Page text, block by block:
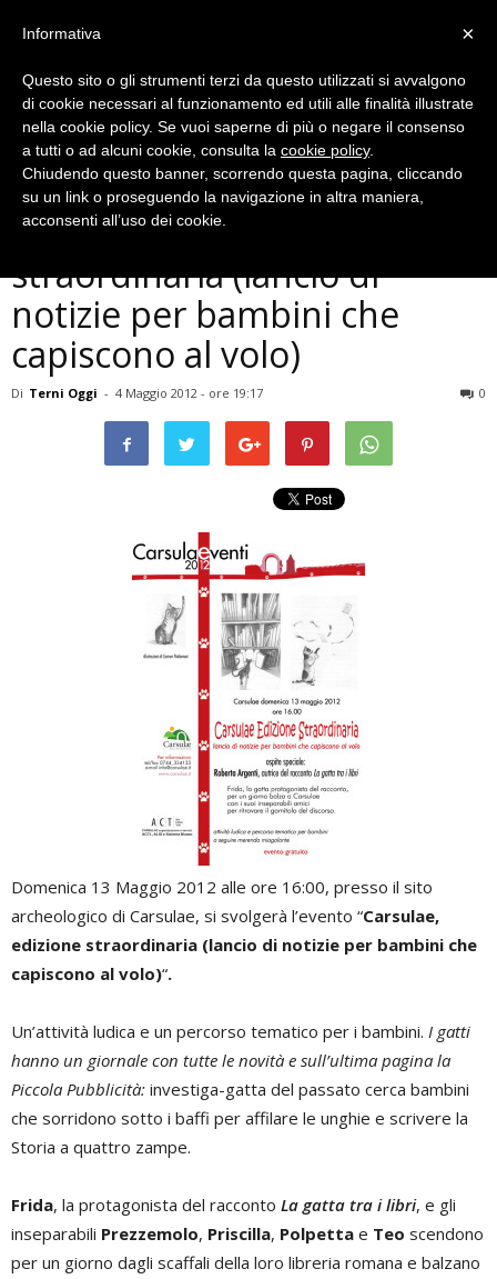
Eventi Archiviati
GIOCO – Carsulae, edizione
straordinaria (lancio di
notizie per bambini che
capiscono al volo)
Di Terni Oggi - 4 Maggio 2012 - ore 19:17 0
Domenica 13 Maggio 2012 alle ore 16:00, presso il sito
archeologico di Carsulae, si svolgerà l’evento “Carsulae,
edizione straordinaria (lancio di notizie per bambini che
capiscono al volo)“.
Un’attività ludica e un percorso tematico per i bambini. I gatti
hanno un giornale con tutte le novità e sull’ultima pagina la
Piccola Pubblicità: investiga-gatta del passato cerca bambini
che sorridono sotto i baffi per affilare le unghie e scrivere la
Storia a quattro zampe.
Frida, la protagonista del racconto La gatta tra i libri, e gli
inseparabili Prezzemolo, Priscilla, Polpetta e Teo scendono
per un giorno dagli scaffali della loro libreria romana e balzano
×
Informativa
Questo sito o gli strumenti terzi da questo utilizzati si avvalgono
di cookie necessari al funzionamento ed utili alle finalità illustrate
nella cookie policy. Se vuoi saperne di più o negare il consenso
a tutti o ad alcuni cookie, consulta la cookie policy.
Chiudendo questo banner, scorrendo questa pagina, cliccando
su un link o proseguendo la navigazione in altra maniera,
acconsenti all’uso dei cookie.